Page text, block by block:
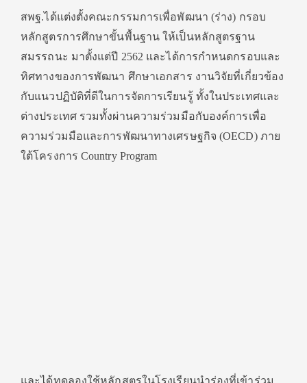
สพฐ.ได้แต่งตั้งคณะกรรมการเพื่อพัฒนา (ร่าง) กรอบ
หลักสูตรการศึกษาขั้นพื้นฐาน ให้เป็นหลักสูตรฐาน
สมรรถนะ มาตั้งแต่ปี 2562 และได้การกำหนดกรอบและ
ทิศทางของการพัฒนา ศึกษาเอกสาร งานวิจัยที่เกี่ยวข้อง
กับแนวปฏิบัติที่ดีในการจัดการเรียนรู้ ทั้งในประเทศและ
ต่างประเทศ รวมทั้งผ่านความร่วมมือกับองค์การเพื่อ
ความร่วมมือและการพัฒนาทางเศรษฐกิจ (OECD) ภาย
ใต้โครงการ Country Program
และได้ทดลองใช้หลักสูตรในโรงเรียนนำร่องที่เข้าร่วม